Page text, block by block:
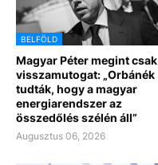
BELFÖLD
Magyar Péter megint csak
visszamutogat: „Orbánék
tudták, hogy a magyar
energiarendszer az
összedőlés szélén áll”
Augusztus 06, 2026